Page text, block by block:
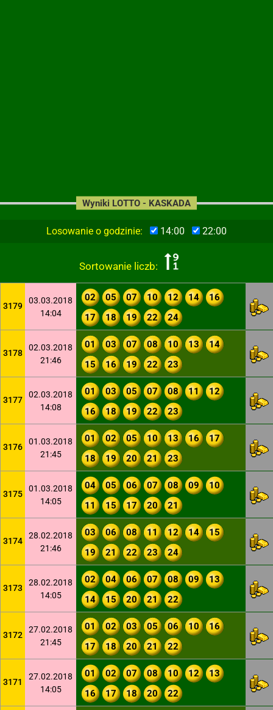
Losowanie o godzinie: 14:00 22:00
Sortowanie liczb:
Wyniki LOTTO - KASKADA
3179
03.03.2018
14:04
02 05 07 10 12 14
16
17
18 19 22 24
3178
02.03.2018
21:46
01 03 07 08 10 13
14
15
16 19 22 23
3177
02.03.2018
14:08
01 03 05 07 08 11
12
16
18 19 22 23
3176
01.03.2018
21:45
01 02 05 10 13 16
17
18
19 20 21 23
3175
01.03.2018
14:05
04 05 06 07 08 09
10
11
15 17 20 21
3174
28.02.2018
21:46
03 06 08 11 12 14
15
19
21 22 23 24
3173
28.02.2018
14:05
02 04 06 07 08 09
13
14
15 20 21 22
3172
27.02.2018
21:45
01 02 03 05 06 10
16
17
18 20 21 22
3171
27.02.2018
14:05
01 02 07 08 10 12
13
16
17 18 20 22